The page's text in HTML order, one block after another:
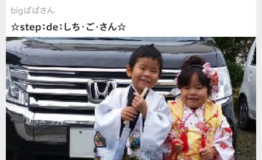
bigぱぱさん
☆step：de：しち・ご・さん☆